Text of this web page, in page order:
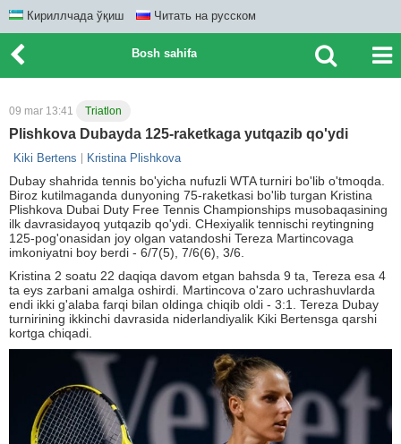
Кириллчада ўқиш Читать на русском
Bosh sahifa
09 mar 13:41 Triatlon
Plishkova Dubayda 125-raketkaga yutqazib qo'ydi
Kiki Bertens Kristina Plishkova
Dubay shahrida tennis bo'yicha nufuzli WTA turniri bo'lib o'tmoqda.
Biroz kutilmaganda dunyoning 75-raketkasi bo'lib turgan Kristina
Plishkova Dubai Duty Free Tennis Championships musobaqasining
ilk davrasidayoq yutqazib qo'ydi. CHexiyalik tennischi reytingning
125-pog'onasidan joy olgan vatandoshi Tereza Martincovaga
imkoniyatni boy berdi - 6/7(5), 7/6(6), 3/6.
Kristina 2 soatu 22 daqiqa davom etgan bahsda 9 ta, Tereza esa 4
ta eys zarbani amalga oshirdi. Martincova o'zaro uchrashuvlarda
endi ikki g'alaba farqi bilan oldinga chiqib oldi - 3:1. Tereza Dubay
turnirining ikkinchi davrasida niderlandiyalik Kiki Bertensga qarshi
kortga chiqadi.